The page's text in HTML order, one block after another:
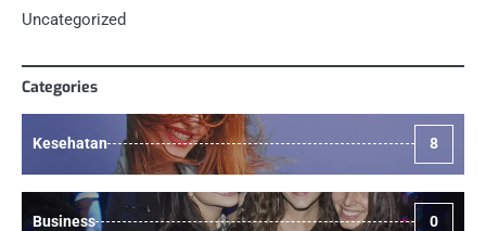
Uncategorized
Categories
Kesehatan 8
Business 0